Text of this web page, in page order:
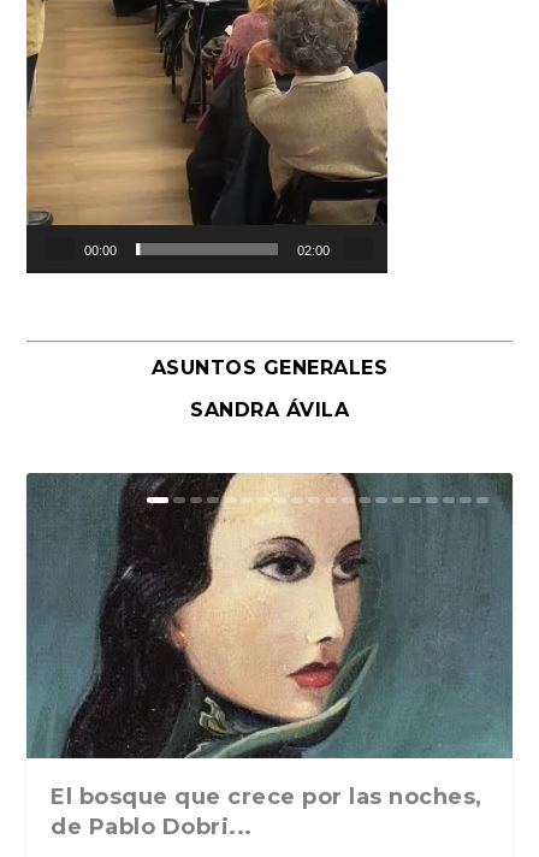
00:00 02:00
ASUNTOS GENERALES
SANDRA ÁVILA
El bosque que crece por las noches,
de Pablo Dobri...